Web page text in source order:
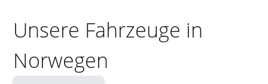
Unsere Fahrzeuge in
Norwegen